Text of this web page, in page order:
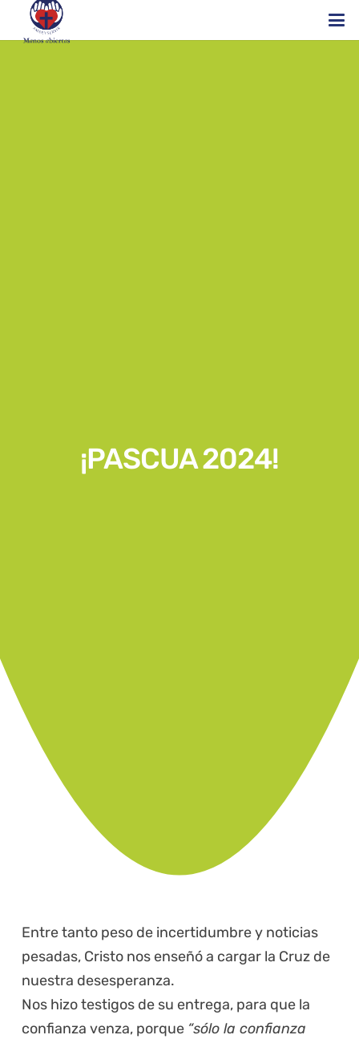
¡PASCUA 2024!
Entre tanto peso de incertidumbre y noticias
pesadas, Cristo nos enseñó a cargar la Cruz de
nuestra desesperanza.
Nos hizo testigos de su entrega, para que la
confianza venza, porque “sólo la confianza